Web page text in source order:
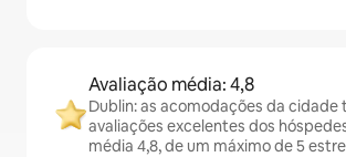
Avaliação média: 4,8
Dublin: as acomodações da cidade
avaliações excelentes dos
média 4,8, de um máximo de 5